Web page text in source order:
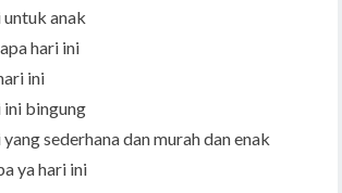
untuk anak
hari ini
ini
ini bingung
sederhana dan murah dan enak
ya hari ini